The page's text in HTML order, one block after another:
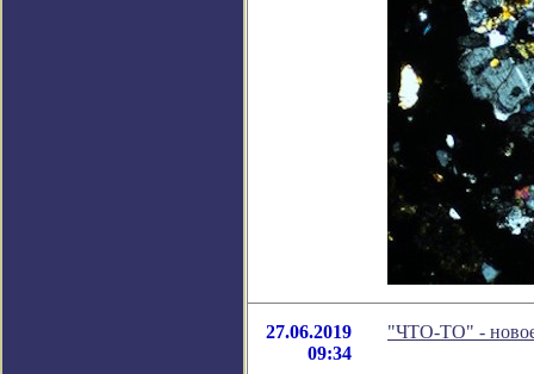
27.06.2019
09:34
"ЧТО-ТО" - новое